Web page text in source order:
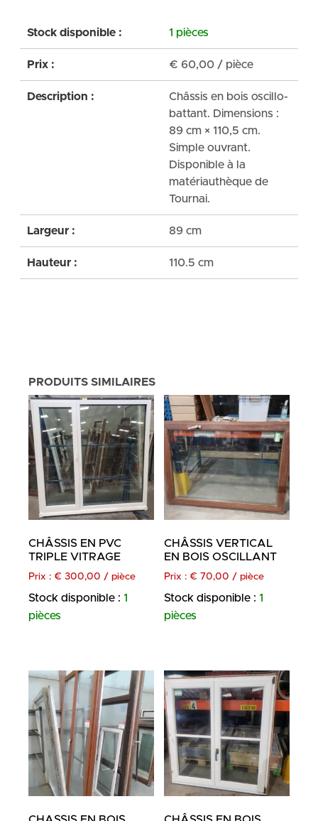
Stock disponible : 1 pièces
Prix : € 60,00 / pièce
Description :
Châssis en bois oscillo-
battant. Dimensions :
89 cm × 110,5 cm.
Simple ouvrant.
Disponible à la
matériauthèque de
Tournai.
Largeur : 89 cm
Hauteur : 110.5 cm
PRODUITS SIMILAIRES
CHÂSSIS EN PVC
TRIPLE VITRAGE
Prix : € 300,00 / pièce
Stock disponible : 1
pièces
CHÂSSIS VERTICAL
EN BOIS OSCILLANT
Prix : € 70,00 / pièce
Stock disponible : 1
pièces